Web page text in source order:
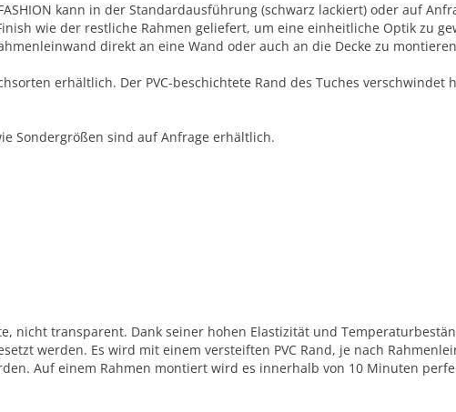
kann in der Standardausführung (schwarz lackiert) oder auf
wie der restliche Rahmen geliefert, um eine einheitliche Optik zu
direkt an eine Wand oder auch an die Decke zu
erhältlich. Der PVC-beschichtete Rand des Tuches
Sondergrößen sind auf Anfrage erhältlich.
nicht transparent. Dank seiner hohen Elastizität und
werden. Es wird mit einem versteiften PVC Rand, je nach
Auf einem Rahmen montiert wird es innerhalb von 10 Minuten